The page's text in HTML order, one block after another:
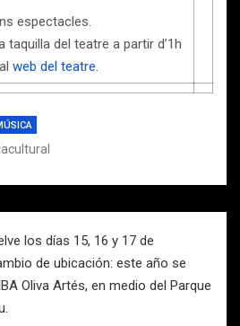
espectacles.
taquilla del teatre a partir d’1h
web del teatre.
los días 15, 16 y 17 de
de ubicación: este año se
Oliva Artés, en medio del Parque